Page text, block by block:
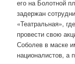
его на Болотной
задержан
«Театральная»,
провести свою
Соболев в маске
националистов, а